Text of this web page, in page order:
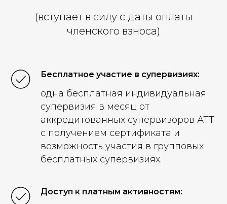
(вступает в силу с даты оплаты
членского взноса)
Бесплатное участие в супервизиях:
одна бесплатная индивидуальная
супервизия в месяц от
аккредитованных супервизоров АТТ
с получением сертификата и
возможность участия в групповых
бесплатных супервизиях.
Доступ к платным активностям: